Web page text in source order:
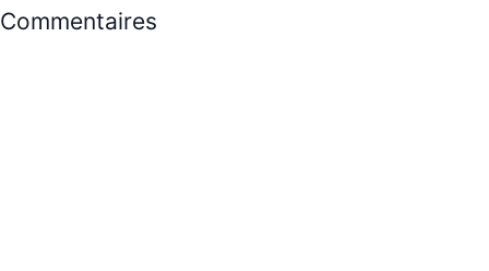
Commentaires